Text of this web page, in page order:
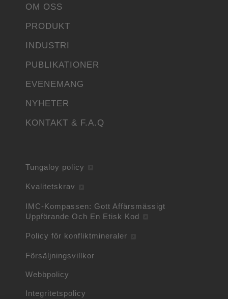
OM OSS
PRODUKT
INDUSTRI
PUBLIKATIONER
EVENEMANG
NYHETER
KONTAKT & F.A.Q
Tungaloy policy
Kvalitetskrav
IMC-Kompassen: Gott Affärsmässigt
Uppförande Och En Etisk Kod
Policy för konfliktmineraler
Försäljningsvillkor
Webbpolicy
Integritetspolicy